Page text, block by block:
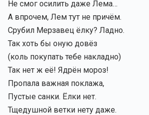
Не смог осилить даже Лема…
А впрочем, Лем тут не причём.
Срубил Мерзавец ёлку? Ладно.
Так хоть бы оную довёз
(коль покупать тебе накладно)
Так нет ж её! Ядрён мороз!
Пропала важная поклажа,
Пустые санки. Ёлки нет.
Тщедушной ветки нету даже.